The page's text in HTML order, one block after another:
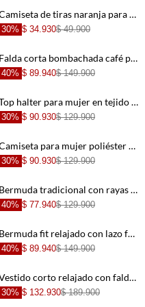
+
+
+
+
+
Camiseta de tiras naranja para mujer
30% $ 34.930$ 49.900
+
Falda corta bombachada café para mujer
40% $ 89.940$ 149.900
+
Top halter para mujer en tejido liviano arena holgado con escote en V
30% $ 90.930$ 129.900
Camiseta para mujer poliéster blanco manga larga texturizada
30% $ 90.930$ 129.900
Bermuda tradicional con rayas en relieve de terracota para mujer
40% $ 77.940$ 129.900
Bermuda fit relajado con lazo frontal en beige para mujer
40% $ 89.940$ 149.900
Vestido corto relajado con falda de volantes en algodón crudo para mujer
30% $ 132.930$ 189.900